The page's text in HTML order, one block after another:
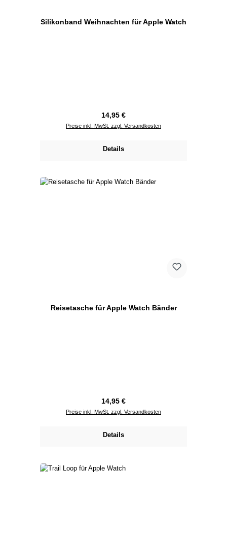
Silikonband Weihnachten für Apple Watch
Regulärer Preis:
14,95 €
Preise inkl. MwSt. zzgl. Versandkosten
Details
Reisetasche für Apple Watch Bänder
Regulärer Preis:
14,95 €
Preise inkl. MwSt. zzgl. Versandkosten
Details